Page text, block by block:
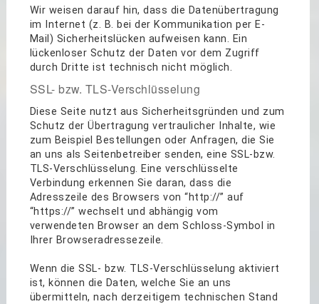
Wir weisen darauf hin, dass die Datenübertragung
im Internet (z. B. bei der Kommunikation per E-
Mail) Sicherheitslücken aufweisen kann. Ein
lückenloser Schutz der Daten vor dem Zugriff
durch Dritte ist technisch nicht möglich.
SSL- bzw. TLS-Verschlüsselung
Diese Seite nutzt aus Sicherheitsgründen und zum
Schutz der Übertragung vertraulicher Inhalte, wie
zum Beispiel Bestellungen oder Anfragen, die Sie
an uns als Seitenbetreiber senden, eine SSL-bzw.
TLS-Verschlüsselung. Eine verschlüsselte
Verbindung erkennen Sie daran, dass die
Adresszeile des Browsers von “http://” auf
“https://” wechselt und abhängig vom
verwendeten Browser an dem Schloss-Symbol in
Ihrer Browseradressezeile.
Wenn die SSL- bzw. TLS-Verschlüsselung aktiviert
ist, können die Daten, welche Sie an uns
übermitteln, nach derzeitigem technischen Stand